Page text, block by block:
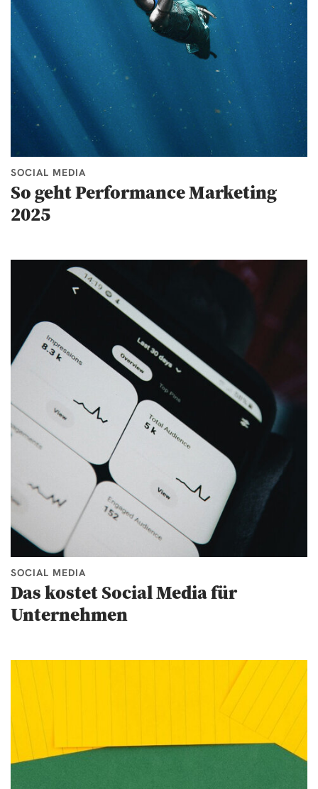
SOCIAL MEDIA
So geht Performance Marketing
2025
SOCIAL MEDIA
Das kostet Social Media für
Unternehmen